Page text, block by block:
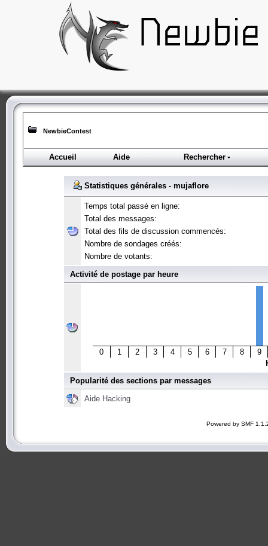
NewbieContest
Accueil Aide Rechercher
Statistiques générales - mujaflore
Temps total passé en ligne:
Total des messages:
Total des fils de discussion commencés:
Nombre de sondages créés:
Nombre de votants:
Activité de postage par heure
0 1 2 3 4 5 6 7 8
9
Popularité des sections par messages
Aide Hacking
Powered by SMF